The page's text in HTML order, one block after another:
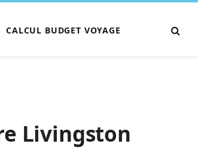
CALCUL BUDGET VOYAGE
Livingston